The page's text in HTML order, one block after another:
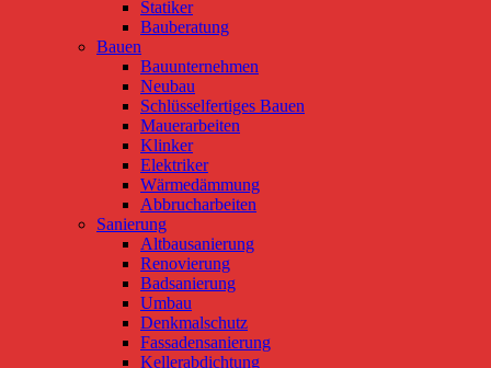
Statiker
Bauberatung
Bauen
Bauunternehmen
Neubau
Schlüsselfertiges Bauen
Mauerarbeiten
Klinker
Elektriker
Wärmedämmung
Abbrucharbeiten
Sanierung
Altbausanierung
Renovierung
Badsanierung
Umbau
Denkmalschutz
Fassadensanierung
Kellerabdichtung